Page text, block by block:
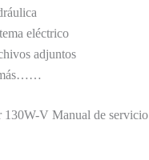
eléctrico
adjuntos
130W-V Manual de servicio